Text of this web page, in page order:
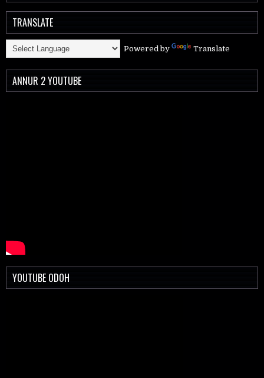
TRANSLATE
Powered by Translate
ANNUR 2 YOUTUBE
YOUTUBE ODOH